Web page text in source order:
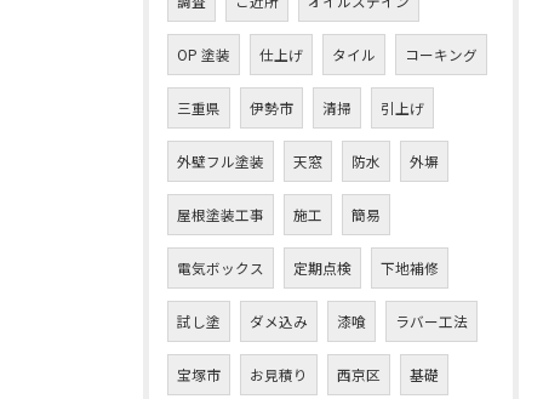
OP 塗装 仕上げ タイル コーキング
三重県 伊勢市 清掃 引上げ
外壁フル塗装 天窓 防水 外塀
屋根塗装工事 施工 簡易
電気ボックス 定期点検 下地補修
試し塗 ダメ込み 漆喰 ラバー工法
宝塚市 お見積り 西京区 基礎
お問い合わせはこちら